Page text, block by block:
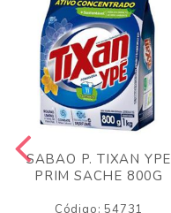
SABAO P. TIXAN YPE
PRIM SACHE 800G
Código: 54731